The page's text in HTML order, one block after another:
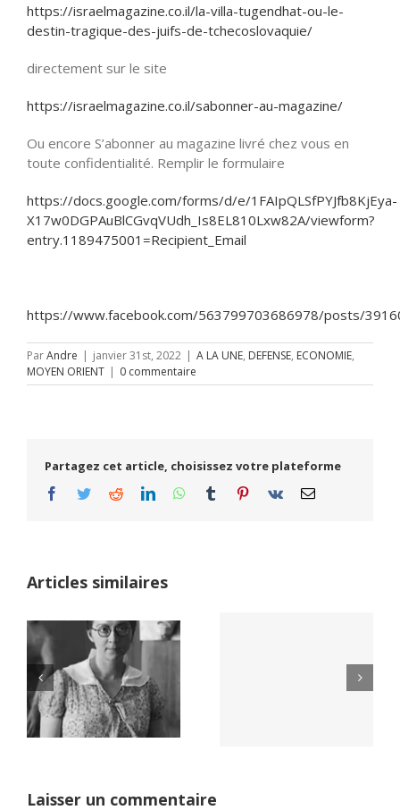
https://israelmagazine.co.il/la-villa-tugendhat-ou-le-
destin-tragique-des-juifs-de-tchecoslovaquie/
directement sur le site
https://israelmagazine.co.il/sabonner-au-magazine/
Ou encore S’abonner au magazine livré chez vous en
toute confidentialité. Remplir le formulaire
https://docs.google.com/forms/d/e/1FAIpQLSfPYJfb8KjEya-
X17w0DGPAuBlCGvqVUdh_Is8EL810Lxw82A/viewform?
entry.1189475001=Recipient_Email
https://www.facebook.com/563799703686978/posts/
ParAndre | janvier 31st, 2022 | A LA UNE, DEFENSE, ECONOMIE,
MOYEN ORIENT | 0 commentaire
Partagez cet article, choisissez votre plateforme
Facebook
TwitterRedditLinkedInWhatsApp
Tumblr Pinterest
Vk Email
Articles similaires
Netflix Field of
Dreams (1989)
Yaïr Golan : une
Laisser un commentaire